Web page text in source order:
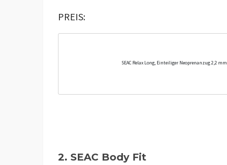
PREIS:
SEAC Relax Long, Einteiliger Neoprenanzug 2,2 mm
2. SEAC Body Fit